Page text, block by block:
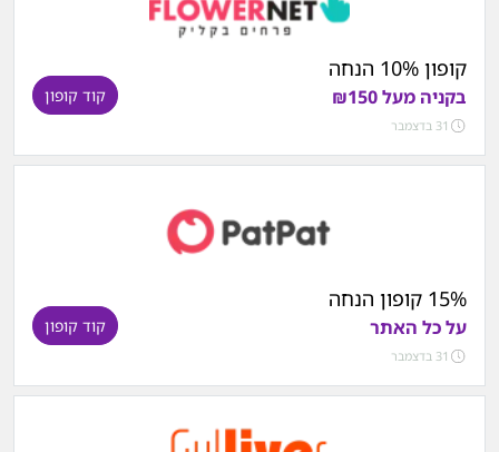
קופון 10% הנחה
בקניה מעל ₪150
31 בדצמבר
קוד קופון
15% קופון הנחה
על כל האתר
31 בדצמבר
קוד קופון